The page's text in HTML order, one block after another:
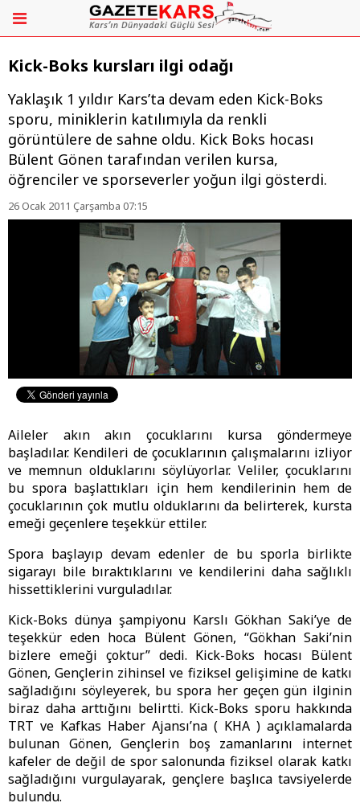
Kick-Boks kursları ilgi odağı
Yaklaşık 1 yıldır Kars’ta devam eden Kick-Boks
sporu, miniklerin katılımıyla da renkli
görüntülere de sahne oldu. Kick Boks hocası
Bülent Gönen tarafından verilen kursa,
öğrenciler ve sporseverler yoğun ilgi gösterdi.
26 Ocak 2011 Çarşamba 07:15
Aileler akın akın çocuklarını kursa göndermeye
başladılar. Kendileri de çocuklarının çalışmalarını izliyor
ve memnun olduklarını söylüyorlar. Veliler, çocuklarını
bu spora başlattıkları için hem kendilerinin hem de
çocuklarının çok mutlu olduklarını da belirterek, kursta
emeği geçenlere teşekkür ettiler.
Spora başlayıp devam edenler de bu sporla birlikte
sigarayı bile bıraktıklarını ve kendilerini daha sağlıklı
hissettiklerini vurguladılar.
Kick-Boks dünya şampiyonu Karslı Gökhan Saki’ye de
teşekkür eden hoca Bülent Gönen, “Gökhan Saki’nin
bizlere emeği çoktur” dedi. Kick-Boks hocası Bülent
Gönen, Gençlerin zihinsel ve fiziksel gelişimine de katkı
sağladığını söyleyerek, bu spora her geçen gün ilginin
biraz daha arttığını belirtti. Kick-Boks sporu hakkında
TRT ve Kafkas Haber Ajansı’na ( KHA ) açıklamalarda
bulunan Gönen, Gençlerin boş zamanlarını internet
kafeler de değil de spor salonunda fiziksel olarak katkı
sağladığını vurgulayarak, gençlere başlıca tavsiyelerde
bulundu.